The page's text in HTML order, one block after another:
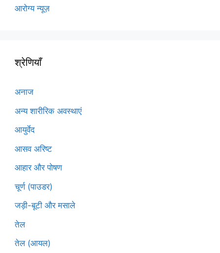
आरोग्य न्यूज़
श्रेणियाँ
अनाज
अन्य शारीरिक अवस्थाएं
आयुर्वेद
आसव अरिष्ट
आहार और पोषण
चूर्ण (पाउडर)
जड़ी-बूटी और मसाले
तेल
तेल (आयल)